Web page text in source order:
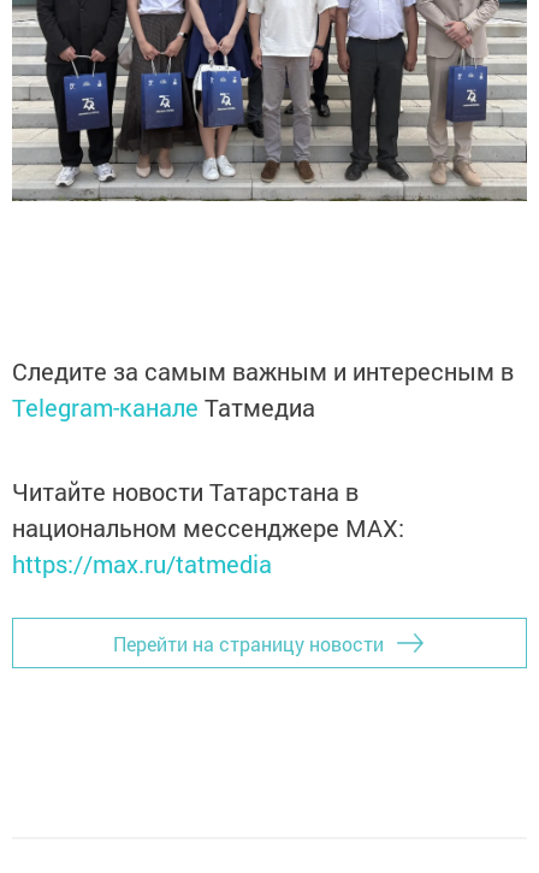
Следите за самым важным и интересным в
Telegram-канале Татмедиа
Читайте новости Татарстана в
национальном мессенджере MАХ:
https://max.ru/tatmedia
Перейти на страницу новости